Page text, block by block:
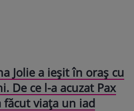
Jolie a ieșit în oraș cu
De ce l-a acuzat Pax
făcut viața un iad